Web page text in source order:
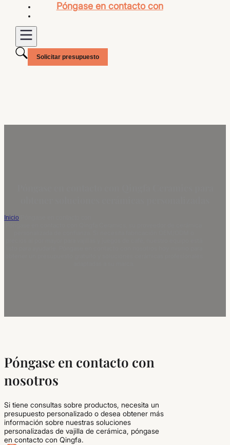
Póngase en contacto con
Solicitar presupuesto
Inicio
Póngase en contacto con
nosotros
Si tiene consultas sobre productos, necesita un
presupuesto personalizado o desea obtener más
información sobre nuestras soluciones
personalizadas de vajilla de cerámica, póngase
en contacto con Qingfa.